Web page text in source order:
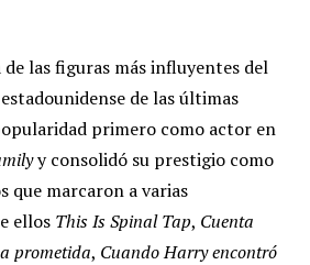
de las figuras más influyentes del
de las últimas
primero como actor en
y consolidó su prestigio como
marcaron a varias
ellos This Is Spinal Tap, Cuenta
prometida, Cuando Harry encontró